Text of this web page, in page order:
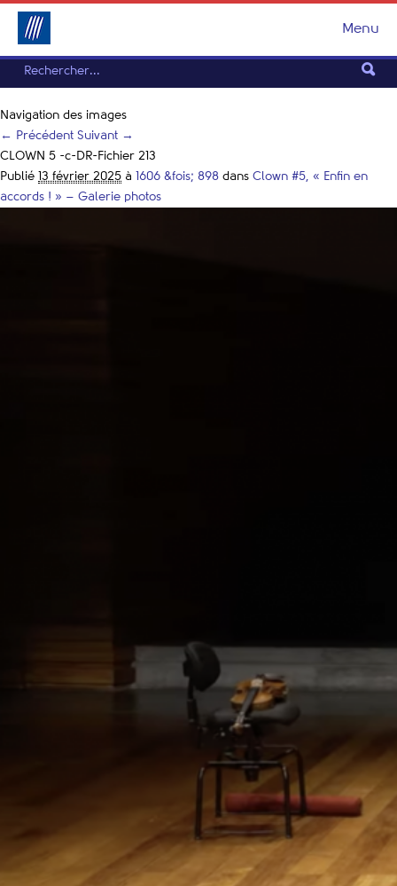
Menu
Navigation des images
← Précédent Suivant →
CLOWN 5 -c-DR-Fichier 213
Publié 13 février 2025 à 1606 &fois; 898 dans Clown #5, « Enfin en
accords ! » – Galerie photos